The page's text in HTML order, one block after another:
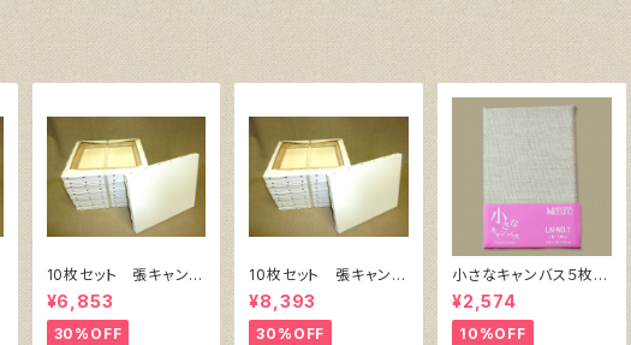
10枚セット 張キャンバ
ス SnowWhite SPC
（綿・ポリエステル）F4
333㎜×242㎜
¥6,853
30%OFF
10枚セット 張キャンバ
ス SnowWhite SPC
（綿・ポリエステル）F6
410㎜×318㎜
¥8,393
30%OFF
小さなキャンバス５枚セ
ット（麻キャンバス裏面
張り）
¥2,574
10%OFF